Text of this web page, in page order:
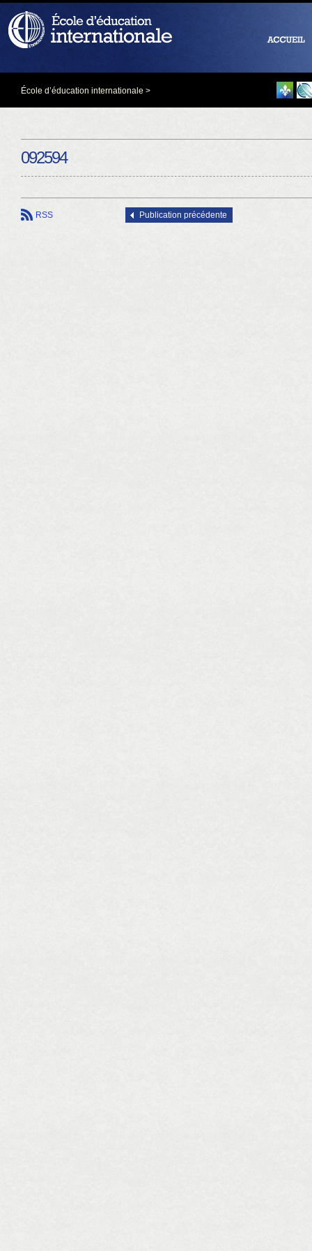
École d’éducation internationale >
092594
RSS Publication précédente